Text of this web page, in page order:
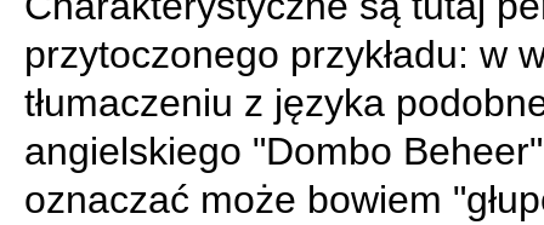
przytoczonego przykładu: w
tłumaczeniu z języka
angielskiego "Dombo Beheer"
oznaczać może bowiem